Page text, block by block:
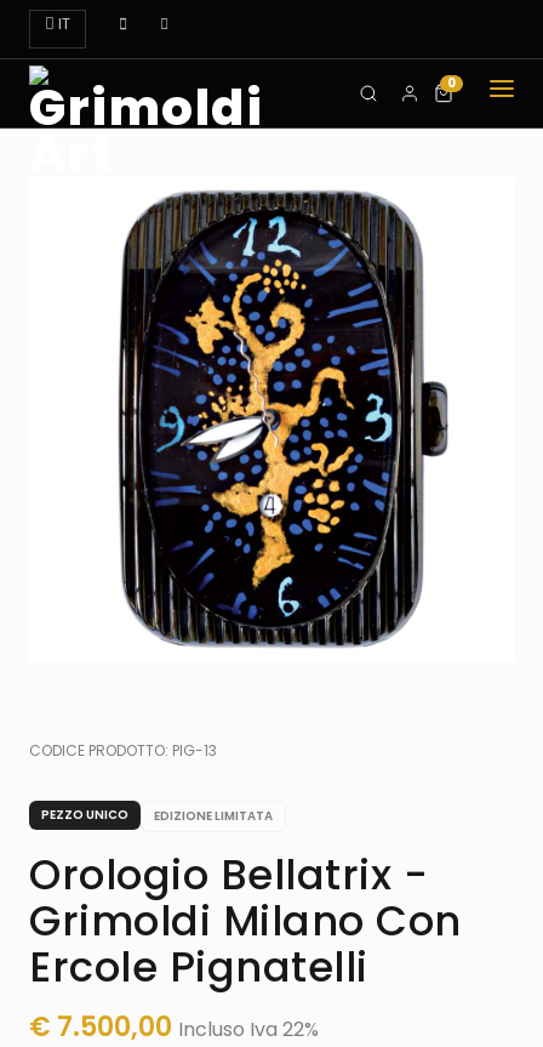
IT
OROLOGI
ART
DOVE
TROVARCI
CONTATTI
0
CODICE PRODOTTO: PIG-13
PEZZO UNICO EDIZIONE LIMITATA
Orologio Bellatrix -
Grimoldi Milano Con
Ercole Pignatelli
€ 7.500,00 Incluso Iva 22%